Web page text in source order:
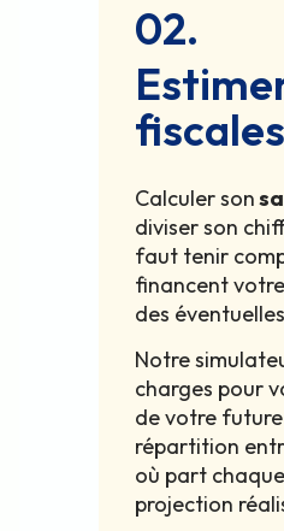
02.
Calculer son
diviser son
faut tenir
financent
des
Notre
charges pour
de votre future
répartition
où part
projection